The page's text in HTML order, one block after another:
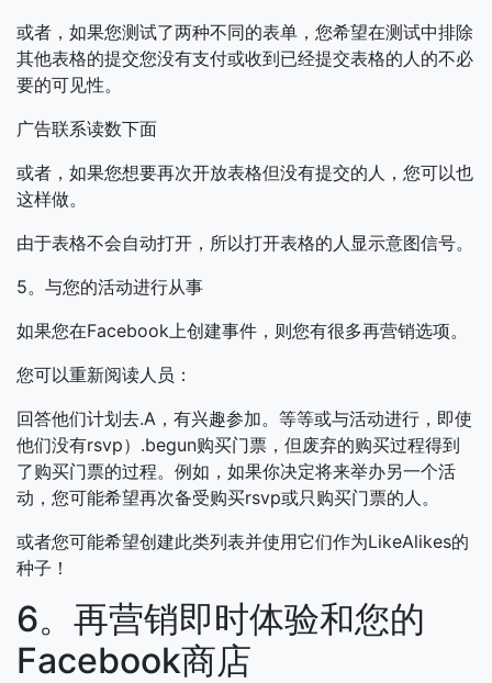
或者，如果您测试了两种不同的表单，您希望在测试中排除
其他表格的提交您没有支付或收到已经提交表格的人的不必
要的可见性。
广告联系读数下面
或者，如果您想要再次开放表格但没有提交的人，您可以也
这样做。
由于表格不会自动打开，所以打开表格的人显示意图信号。
5。与您的活动进行从事
如果您在Facebook上创建事件，则您有很多再营销选项。
您可以重新阅读人员：
回答他们计划去.A，有兴趣参加。等等或与活动进行，即使
他们没有rsvp）.begun购买门票，但废弃的购买过程得到
了购买门票的过程。例如，如果你决定将来举办另一个活
动，您可能希望再次备受购买rsvp或只购买门票的人。
或者您可能希望创建此类列表并使用它们作为LikeAlikes的
种子！
6。再营销即时体验和您的
Facebook商店